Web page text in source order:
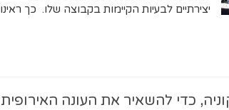
יצירתיים לבעיות הקיימות בקבוצה שלו. כך ראינו
כדי להשאיר את העונה האירופית